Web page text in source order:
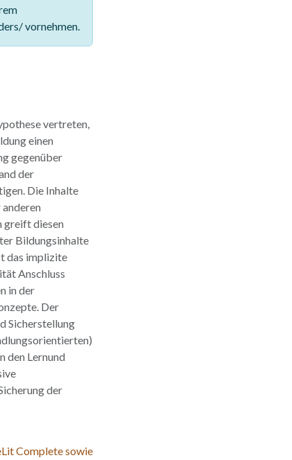
vornehmen.
vertreten,
einen
gegenüber
der
Die Inhalte
greift diesen
Bildungsinhalte
das implizite
Anschluss
in der
Der
Sicherstellung
den Lernund
der
Complete sowie